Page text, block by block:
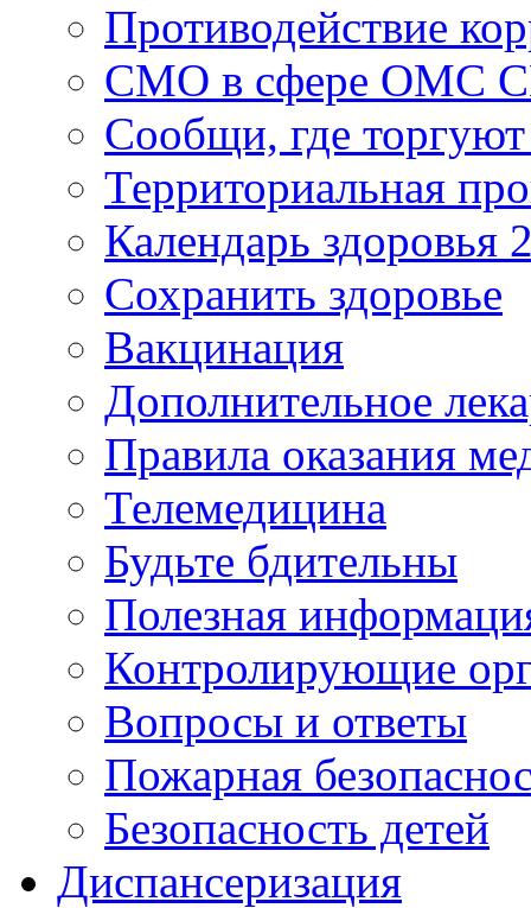
Противодействие
СМО в сфере ОМС
Сообщи, где
Территориальная
Календарь здоровья
Сохранить здоровье
Вакцинация
Дополнительное
Правила оказания
Телемедицина
Будьте бдительны
Полезная
Контролирующие
Вопросы и ответы
Пожарная
Безопасность детей
Диспансеризация